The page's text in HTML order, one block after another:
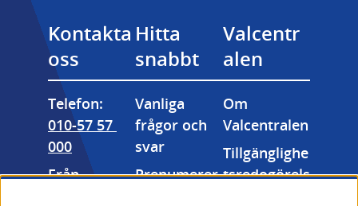
Kontakta
oss
Telefon:
010-57 57
000
Från
Hitta
snabbt
Vanliga
frågor och
svar
Prenumerer
Valcentr
alen
Om
Valcentralen
Tillgänglighe
tsredogörels